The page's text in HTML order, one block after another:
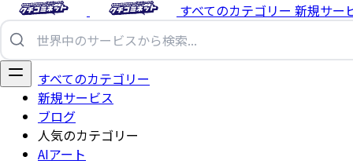
すべてのカテゴリー 新規サー
すべてのカテゴリー
新規サービス
ブログ
人気のカテゴリー
AIアート